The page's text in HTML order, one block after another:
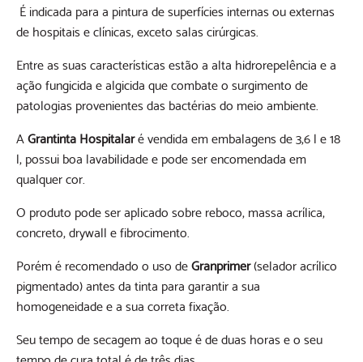
É indicada para a pintura de superfícies internas ou externas
de hospitais e clínicas, exceto salas cirúrgicas.
Entre as suas características estão a alta hidrorepelência e a
ação fungicida e algicida que combate o surgimento de
patologias provenientes das bactérias do meio ambiente.
AGrantinta Hospitalaré vendida em embalagens de 3,6 l e 18
l, possui boa lavabilidade e pode ser encomendada em
qualquer cor.
O produto pode ser aplicado sobre reboco, massa acrílica,
concreto, drywall e fibrocimento.
Porém é recomendado o uso deGranprimer(selador acrílico
pigmentado) antes da tinta para garantir a sua
homogeneidade e a sua correta fixação.
Seu tempo de secagem ao toque é de duas horas e o seu